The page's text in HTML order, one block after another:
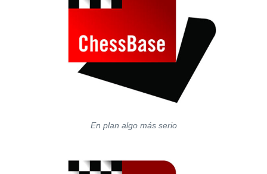
En plan algo más serio